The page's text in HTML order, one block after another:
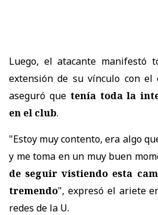
Luego, el atacante manifestó
extensión de su vínculo con
aseguró que tenía toda la
en el club.
"Estoy muy contento, era algo
y me toma en un muy buen
de seguir vistiendo esta
tremendo", expresó el ariete
redes de la U.